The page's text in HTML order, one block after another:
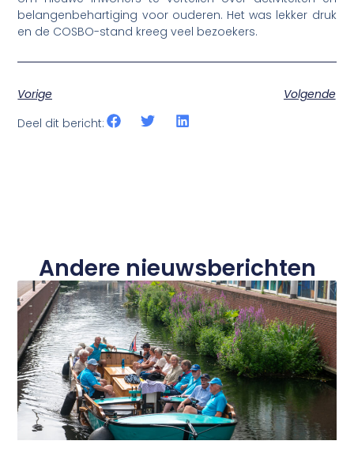
belangenbehartiging voor ouderen. Het was lekker druk
en de COSBO-stand kreeg veel bezoekers.
Vorige
Volgende
Deel dit bericht:
Andere nieuwsberichten